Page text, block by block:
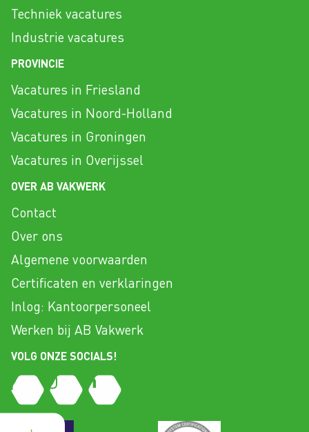
Techniek vacatures
Industrie vacatures
PROVINCIE
Vacatures in Friesland
Vacatures in Noord-Holland
Vacatures in Groningen
Vacatures in Overijssel
OVER AB VAKWERK
Contact
Over ons
Algemene voorwaarden
Certificaten en verklaringen
Inlog: Kantoorpersoneel
Werken bij AB Vakwerk
VOLG ONZE SOCIALS!